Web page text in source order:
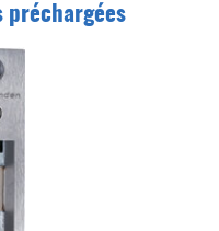
préchargées